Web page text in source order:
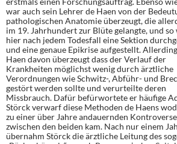
war auch sein Lehrer de Haen von der
pathologischen Anatomie überzeugt, die
im 19. Jahrhundert zur Blüte gelangte, und so
hier nach jedem Todesfall eine Sektion
und eine genaue Epikrise aufgestellt.
Haen davon überzeugt dass der Verlauf der
Krankheiten möglichst wenig durch ärztliche
Verordnungen wie Schwitz-, Abführ- und
gestört werden sollte und verurteilte deren
Missbrauch. Dafür befürwortete er häufige
Störck verwarf diese Methoden de Haens
zu einer über Jahre andauernden Kontroverse
zwischen den beiden kam. Nach nur einem
übernahm Störck die ärztliche Leitung des